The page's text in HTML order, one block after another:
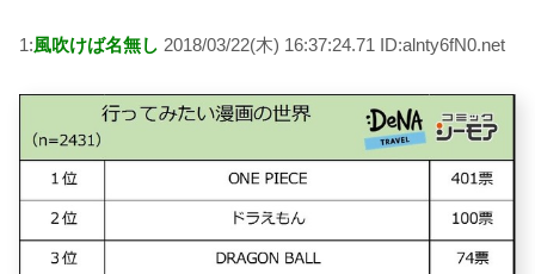
1:風吹けば名無し 2018/03/22(木) 16:37:24.71 ID:alnty6fN0.net